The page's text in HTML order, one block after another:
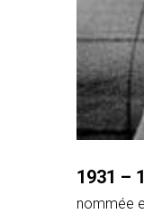
1931 –
nommée